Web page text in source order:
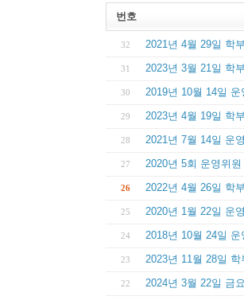
번호
32 2021년 4월 29일 학
31 2023년 3월 21일 학
30 2019년 10월 14일
29 2023년 4월 19일 학
28 2021년 7월 14일 운
27 2020년 5회 운영위
26 2022년 4월 26일 학
25 2020년 1월 22일 운
24 2018년 10월 24일
23 2023년 11월 28일
22 2024년 3월 22일 금